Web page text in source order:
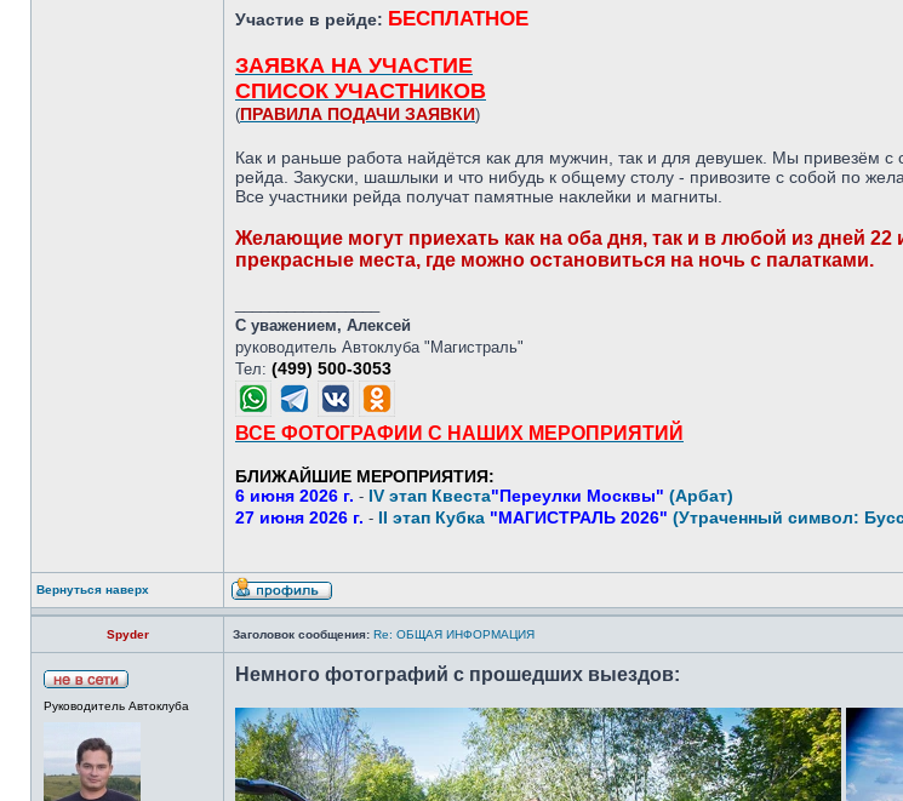
Участие в рейде: БЕСПЛАТНОЕ
ЗАЯВКА НА УЧАСТИЕ
СПИСОК УЧАСТНИКОВ
(ПРАВИЛА ПОДАЧИ ЗАЯВКИ)
Как и раньше работа найдётся как для мужчин, так и для девушек. Мы привезём
рейда. Закуски, шашлыки и что нибудь к общему столу - привозите с собой по
Все участники рейда получат памятные наклейки и магниты.
Желающие могут приехать как на оба дня, так и в любой из дней 22
прекрасные места, где можно остановиться на ночь с палатками.
С уважением, Алексей
руководитель Автоклуба "Магистраль"
Тел: (499) 500-3053
ВСЕ ФОТОГРАФИИ С НАШИХ МЕРОПРИЯТИЙ
БЛИЖАЙШИЕ МЕРОПРИЯТИЯ:
6 июня 2026 г. - IV этап Квеста"Переулки Москвы" (Арбат)
27 июня 2026 г. - II этап Кубка "МАГИСТРАЛЬ 2026" (Утраченный символ:
Вернуться наверх
Spyder Заголовок сообщения: Re: ОБЩАЯ ИНФОРМАЦИЯ
Руководитель Автоклуба
Немного фотографий с прошедших выездов: